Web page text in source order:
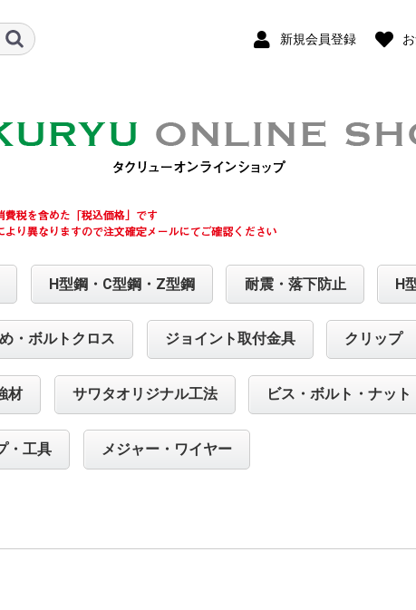
新規会員登録
H型鋼・C型鋼・Z型鋼 耐震・落下防止 H
・ボルトクロス ジョイント取付金具 クリップ
材 サワタオリジナル工法 ビス・ボルト・ナット
・工具 メジャー・ワイヤー